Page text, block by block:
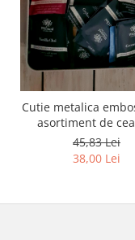
Cutie metalica
asortiment de
Whittard of
plicuri
45,83 Lei
38,00 Lei